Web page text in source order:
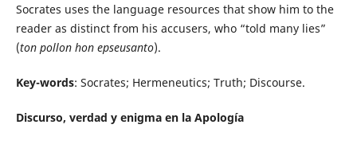
Socrates uses the language resources that show him to the
reader as distinct from his accusers, who “told many lies”
(ton pollon hon epseusanto).
Key-words: Socrates; Hermeneutics; Truth; Discourse.
Discurso, verdad y enigma en la Apología